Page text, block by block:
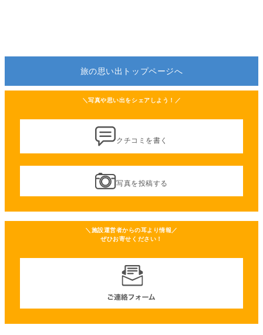
旅の思い出トップページへ
＼写真や思い出をシェアしよう！／
クチコミを書く
写真を投稿する
＼施設運営者からの耳より情報／
ぜひお寄せください！